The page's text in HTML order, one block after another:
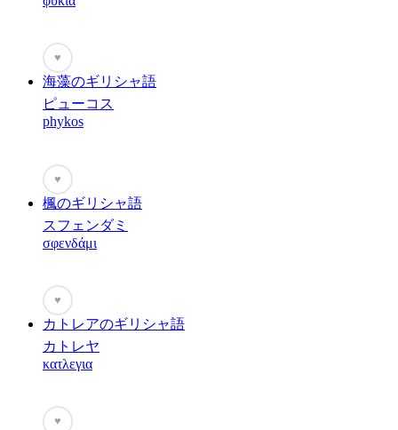
♥
海藻のギリシャ語
ピューコス
phykos
♥
楓のギリシャ語
スフェンダミ
σφενδάμι
♥
カトレアのギリシャ語
カトレヤ
κατλεγια
♥